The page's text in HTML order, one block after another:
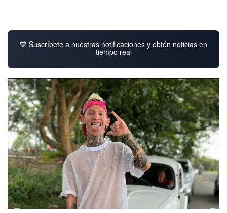
💙 Suscríbete a nuestras notificaciones y obtén noticias en
tiempo real